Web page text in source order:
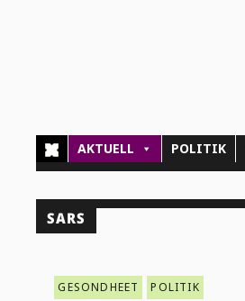
AKTUELL POLITIK
SARS
GESONDHEET POLITIK